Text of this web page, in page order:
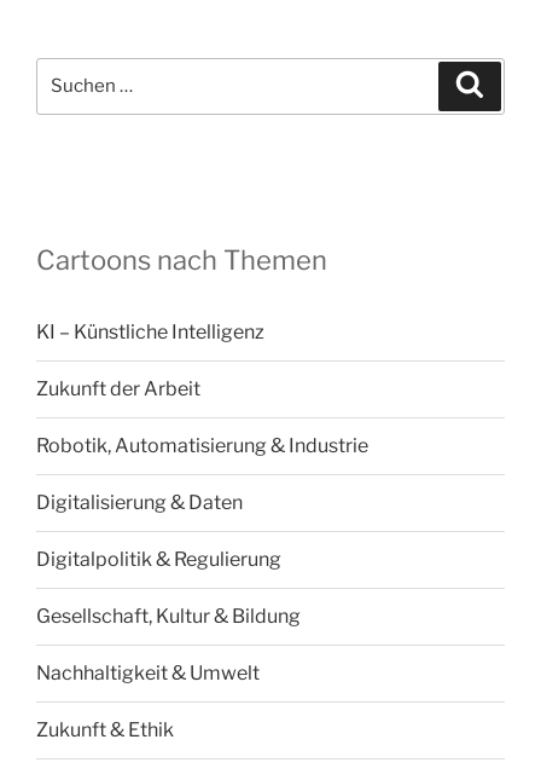
Suchen
nach:
Cartoons nach Themen
KI – Künstliche Intelligenz
Zukunft der Arbeit
Robotik, Automatisierung & Industrie
Digitalisierung & Daten
Digitalpolitik & Regulierung
Gesellschaft, Kultur & Bildung
Nachhaltigkeit & Umwelt
Zukunft & Ethik